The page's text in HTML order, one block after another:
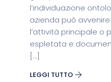
l’individuazione
azienda può
l’attività principale o
espletata e
[…]
LEGGI TUTTO